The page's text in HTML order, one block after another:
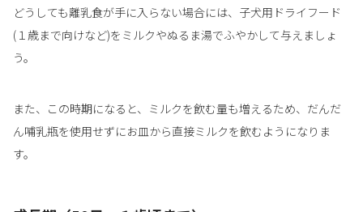
どうしても離乳食が手に入らない場合には、子犬用ドライフード
(１歳まで向けなど)をミルクやぬるま湯でふやかして与えましょ
う。
また、この時期になると、ミルクを飲む量も増えるため、だんだ
ん哺乳瓶を使用せずにお皿から直接ミルクを飲むようになりま
す。